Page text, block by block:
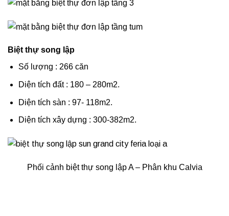
Biệt thự song lập
Số lượng : 266 căn
Diện tích đất : 180 – 280m2.
Diện tích sàn : 97- 118m2.
Diện tích xây dựng : 300-382m2.
Phối cảnh biệt thự song lập A – Phân khu Calvia